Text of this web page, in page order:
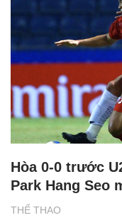
THỂ THAO
Hòa 0-0 trước
Park Hang Seo